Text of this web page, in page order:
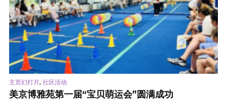
主页幻灯片, 社区活动
美京博雅苑第一届“宝贝萌运会”圆满成功